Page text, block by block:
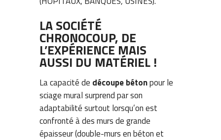
LA SOCIÉTÉ
CHRONOCOUP, DE
L’EXPÉRIENCE MAIS
AUSSI DU MATÉRIEL !
La capacité de découpe bétonpour le
sciage mural surprend par son
adaptabilité surtout lorsqu’on est
confronté à des murs de grande
épaisseur (double-murs en béton et